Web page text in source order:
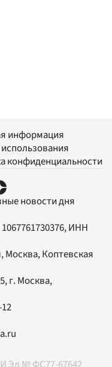
информация
конфиденциальности
новости дня
ИНН
Москва, Коптевская
, г. Москва,